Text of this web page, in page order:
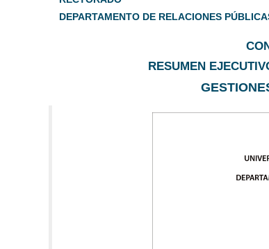
DEPARTAMENTO DE RELACIONES
RESUMEN